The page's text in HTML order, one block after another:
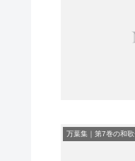
万葉集｜第7巻の和歌